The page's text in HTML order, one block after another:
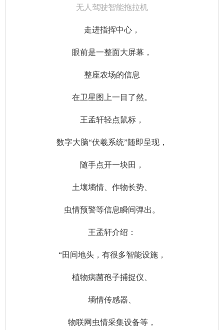
无人驾驶智能拖拉机
走进指挥中心，
眼前是一整面大屏幕，
整座农场的信息
在卫星图上一目了然。
王孟轩轻点鼠标，
数字大脑“伏羲系统”随即呈现，
随手点开一块田，
土壤墒情、作物长势、
虫情预警等信息瞬间弹出。
王孟轩介绍：
“田间地头，有很多智能设施，
植物病菌孢子捕捉仪、
墒情传感器、
物联网虫情采集设备等，